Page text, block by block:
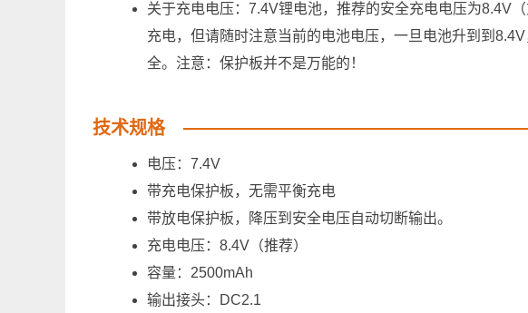
关于充电电压：7.4V锂电池，推荐的安全充电电压为8.4V
充电，但请随时注意当前的电池电压，一旦电池升到到
全。注意：保护板并不是万能的！
技术规格
电压：7.4V
带充电保护板，无需平衡充电
带放电保护板，降压到安全电压自动切断输出。
充电电压：8.4V（推荐）
容量：2500mAh
输出接头：DC2.1